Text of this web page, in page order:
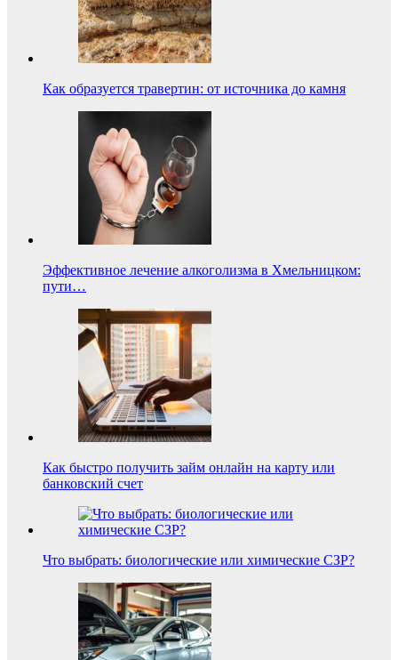
Как образуется травертин: от источника до камня
Эффективное лечение алкоголизма в Хмельницком:
пути…
Как быстро получить займ онлайн на карту или
банковский счет
Что выбрать: биологические или химические СЗР?